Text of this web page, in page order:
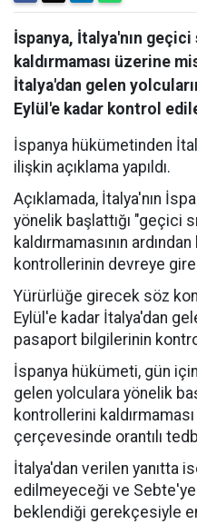
İspanya, İtalya'nın
kaldırmaması üzerine
İtalya'dan gelen
Eylül'e kadar kontrol
İspanya hükümetinden
ilişkin açıklama yapıldı.
Açıklamada, İtalya'nın
yönelik başlattığı "geçici
kaldırmamasının
kontrollerinin devreye
Yürürlüğe girecek söz
Eylül'e kadar İtalya'dan
pasaport bilgilerinin
İspanya hükümeti, gün
gelen yolculara yönelik
kontrollerini
çerçevesinde orantılı
İtalya'dan verilen yanıtta
edilmeyeceği ve
beklendiği gerekçesiyle